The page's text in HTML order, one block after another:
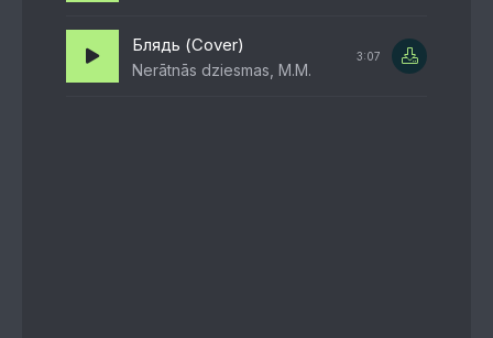
Блядь (Cover)
Nerātnās dziesmas, M.M.
3:07